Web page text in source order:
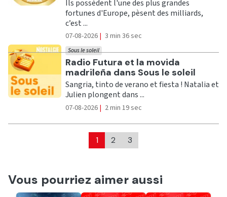
Ils possèdent l'une des plus grandes
fortunes d'Europe, pèsent des milliards,
c’est ...
07-08-2026 | 3 min 36 sec
Ecouter
Radio Futura et la movida
madrileña dans Sous le soleil
Sous le soleil
Sangria, tinto de verano et fiesta ! Natalia et
Julien plongent dans ...
07-08-2026 | 2 min 19 sec
1 2 3
Vous pourriez aimer aussi